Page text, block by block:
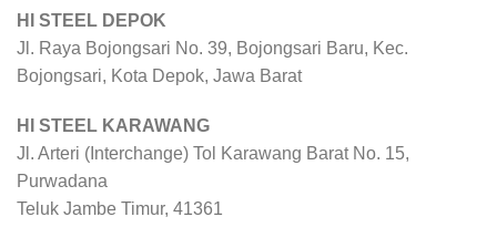
HI STEEL DEPOK
Jl. Raya Bojongsari No. 39, Bojongsari Baru, Kec.
Bojongsari, Kota Depok, Jawa Barat
HI STEEL KARAWANG
Jl. Arteri (Interchange) Tol Karawang Barat No. 15,
Purwadana
Teluk Jambe Timur, 41361